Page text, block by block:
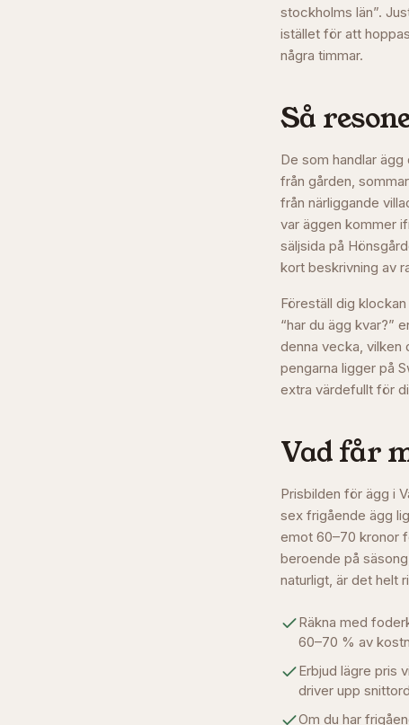
stockholms län”.
istället för att
några timmar.
Så
De som handlar
från gården,
från närliggande
var äggen kommer
säljsida på
kort beskrivning av
Föreställ dig
“har du ägg kvar?”
denna vecka, vilken
pengarna ligger på
extra värdefullt för
Vad får
Prisbilden för ägg i
sex frigående ägg
emot 60–70 kronor
beroende på
naturligt, är det helt
Räkna med
60–70 % av
Erbjud lägre pris
driver upp
Om du har